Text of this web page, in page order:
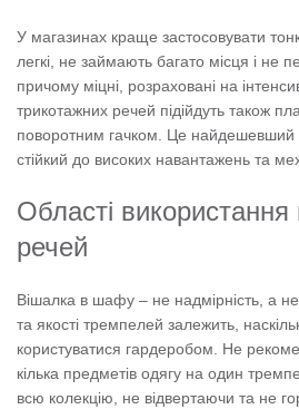
У магазинах краще застосовувати
легкі, не займають багато місця і не
причому міцні, розраховані на
трикотажних речей підійдуть також
поворотним гачком. Це найдешевший
стійкий до високих навантажень та
Області
речей
Вішалка в шафу – не надмірність, а
та якості тремпелей залежить,
користуватися гардеробом. Не
кілька предметів одягу на один
всю колекцію, не відвертаючи та не